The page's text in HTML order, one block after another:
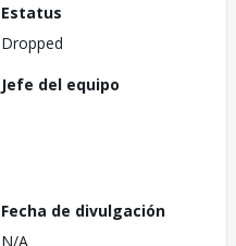
Estatus
Dropped
Jefe del equipo
Fecha de divulgación
N/A